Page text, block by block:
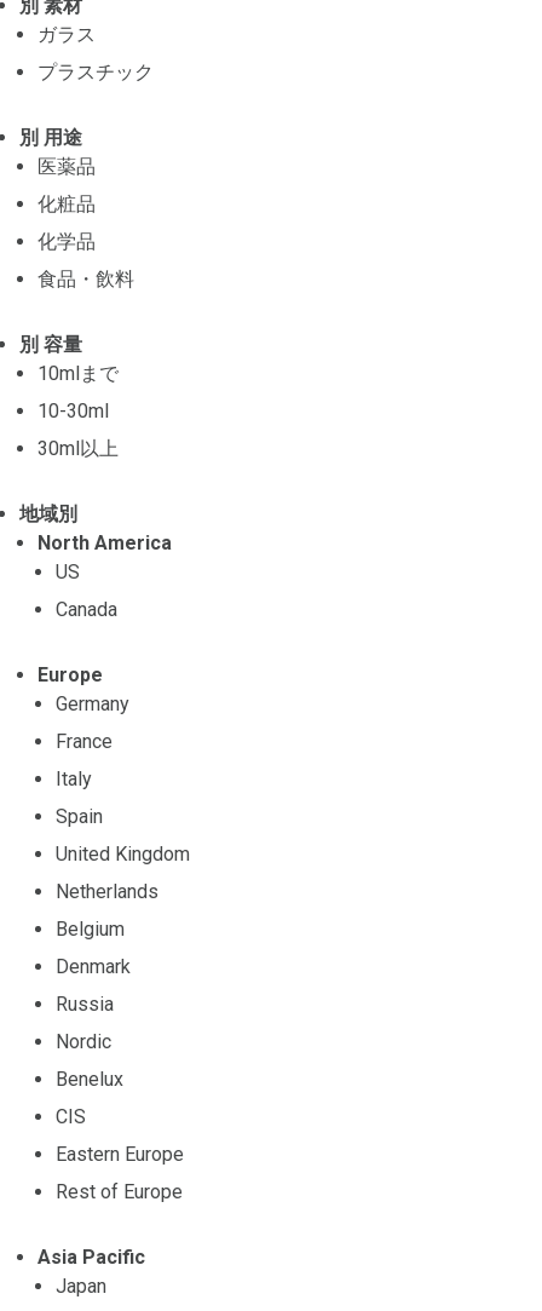
別 素材
ガラス
プラスチック
別 用途
医薬品
化粧品
化学品
食品・飲料
別 容量
10mlまで
10-30ml
30ml以上
地域別
North America
US
Canada
Europe
Germany
France
Italy
Spain
United Kingdom
Netherlands
Belgium
Denmark
Russia
Nordic
Benelux
CIS
Eastern Europe
Rest of Europe
Asia Pacific
Japan